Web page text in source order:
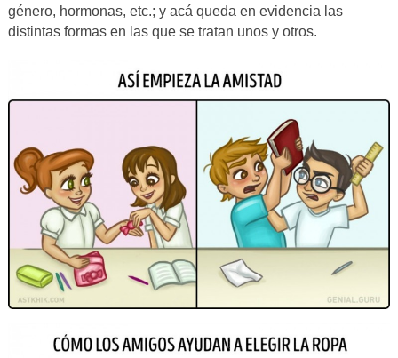
género, hormonas, etc.; y acá queda en evidencia las
distintas formas en las que se tratan unos y otros.